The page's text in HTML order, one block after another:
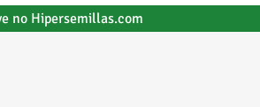
no Hipersemillas.com